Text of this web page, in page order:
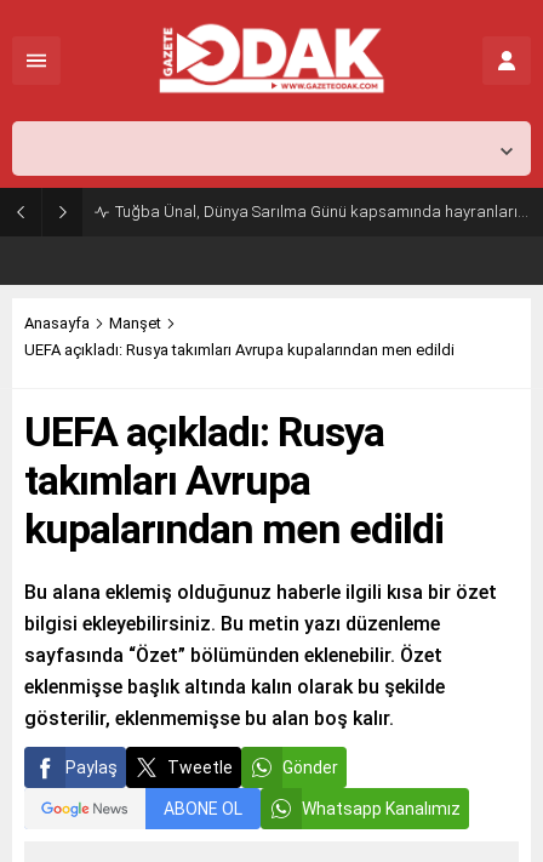
Tuğba Ünal, Dünya Sarılma Günü kapsamında hayranlarıyla buluştu
Anasayfa
Manşet
UEFA açıkladı: Rusya takımları Avrupa kupalarından men edildi
UEFA açıkladı: Rusya
takımları Avrupa
kupalarından men edildi
Bu alana eklemiş olduğunuz haberle ilgili kısa bir özet
bilgisi ekleyebilirsiniz. Bu metin yazı düzenleme
sayfasında “Özet” bölümünden eklenebilir. Özet
eklenmişse başlık altında kalın olarak bu şekilde
gösterilir, eklenmemişse bu alan boş kalır.
Paylaş Tweetle Gönder
ABONE OL Whatsapp Kanalımız